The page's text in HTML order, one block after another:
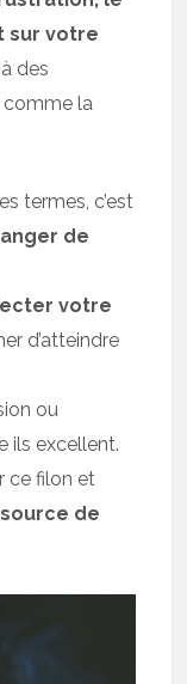
sur votre
des
comme la
termes, c’est
de
votre
d’atteindre
ou
ils excellent.
ce filon et
de